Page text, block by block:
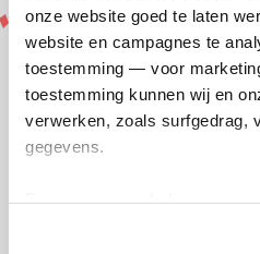
onze website goed te laten
website en campagnes te
toestemming — voor
toestemming kunnen wij en
verwerken, zoals surfgedrag,
gegevens.
293
kms